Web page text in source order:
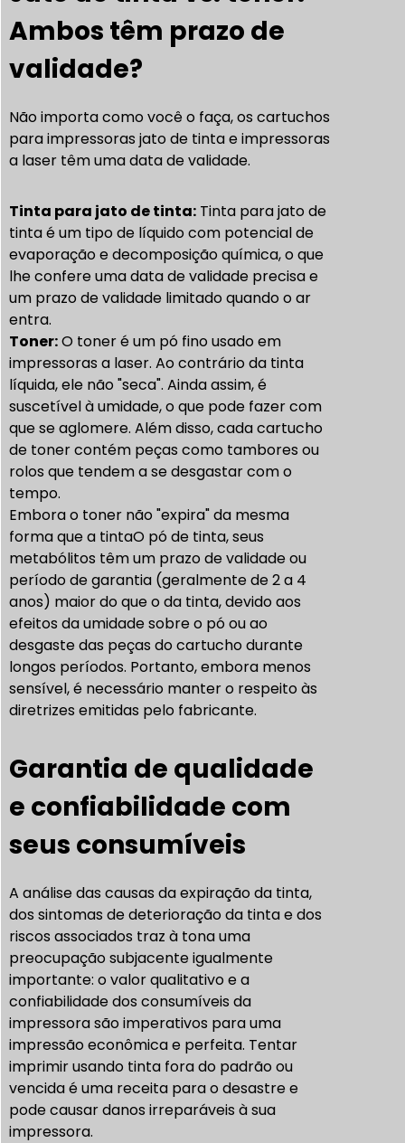
Ambos têm prazo de
validade?
Não importa como você o faça, os cartuchos
para impressoras jato de tinta e impressoras
a laser têm uma data de validade.
Tinta para jato de tinta: Tinta para jato de
tintaé um tipo de líquido com potencial de
evaporação e decomposição química, o que
lhe confere uma data de validade precisa e
um prazo de validade limitado quando o ar
entra.
Toner:O toner é um pó fino usado em
impressoras a laser. Ao contrário da tinta
líquida, ele não "seca". Ainda assim, é
suscetível à umidade, o que pode fazer com
que se aglomere. Além disso, cada cartucho
de toner contém peças como tambores ou
rolos que tendem a se desgastar com o
tempo.
Emborao toner não "expira" da mesma
forma que a tintaO pó de tinta, seus
metabólitos têm um prazo de validade ou
período de garantia (geralmente de 2 a 4
anos) maior do que o da tinta, devido aos
efeitos da umidade sobre o pó ou ao
desgaste das peças do cartucho durante
longos períodos. Portanto, embora menos
sensível, é necessário manter o respeito às
diretrizes emitidas pelo fabricante.
Garantia de qualidade
e confiabilidade com
seus consumíveis
A análise das causas da expiração da tinta,
dos sintomas de deterioração da tinta e dos
riscos associados traz à tona uma
preocupação subjacente igualmente
importante: o valor qualitativo e a
confiabilidade dos consumíveis da
impressora são imperativos para uma
impressão econômica e perfeita. Tentar
imprimir usando tinta fora do padrão ou
vencida é uma receita para o desastre e
pode causar danos irreparáveis à sua
impressora.